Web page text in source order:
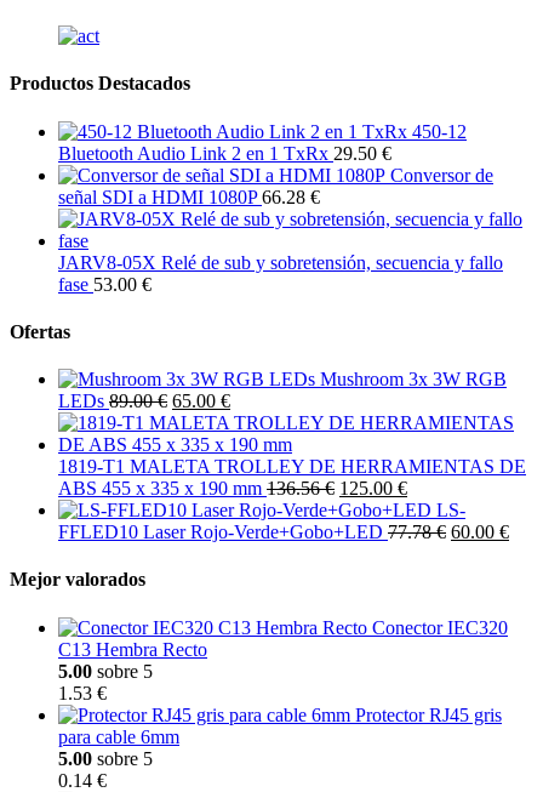
Productos Destacados
450-12
Bluetooth Audio Link 2 en 1 TxRx 29.50 €
Conversor de
señal SDI a HDMI 1080P 66.28 €
JARV8-05X Relé de sub y sobretensión, secuencia y fallo
fase 53.00 €
Ofertas
Mushroom 3x 3W RGB
LEDs 89.00 € 65.00 €
1819-T1 MALETA TROLLEY DE HERRAMIENTAS DE
ABS 455 x 335 x 190 mm 136.56 € 125.00 €
LS-
FFLED10 Laser Rojo-Verde+Gobo+LED 77.78 € 60.00 €
Mejor valorados
Conector IEC320
C13 Hembra Recto
5.00 sobre 5
1.53 €
Protector RJ45 gris
para cable 6mm
5.00 sobre 5
0.14 €